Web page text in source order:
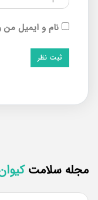
نام و ایمیل من را
سلامتکیوان